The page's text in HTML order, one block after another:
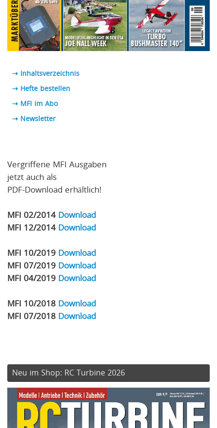
⇢ Inhaltsverzeichnis
⇢ Hefte bestellen
⇢ MFI im Abo
⇢ Newsletter
Vergriffene MFI Ausgaben
jetzt auch als
PDF-Download erhältlich!
MFI 02/2014 Download
MFI 12/2014 Download
MFI 10/2019 Download
MFI 07/2019 Download
MFI 04/2019 Download
MFI 10/2018 Download
MFI 07/2018 Download
Neu im Shop: RC Turbine 2026